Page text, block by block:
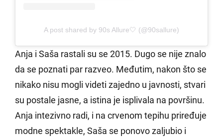
A post shared by 90s Allure🤍 (@90sallure)
Anja i Saša rastali su se 2015. Dugo se nije znalo
da se poznati par razveo. Međutim, nakon što se
nikako nisu mogli videti zajedno u javnosti, stvari
su postale jasne, a istina je isplivala na površinu.
Anja intezivno radi, i na crvenom tepihu priređuje
modne spektakle, Saša se ponovo zaljubio i